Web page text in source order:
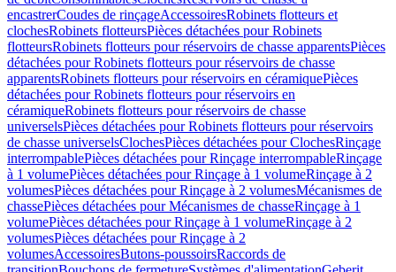
encastrerCoudes de rinçageAccessoiresRobinets flotteurs et
clochesRobinets flotteursPièces détachées pour Robinets
flotteursRobinets flotteurs pour réservoirs de chasse apparentsPièces
détachées pour Robinets flotteurs pour réservoirs de chasse
apparentsRobinets flotteurs pour réservoirs en céramiquePièces
détachées pour Robinets flotteurs pour réservoirs en
céramiqueRobinets flotteurs pour réservoirs de chasse
universelsPièces détachées pour Robinets flotteurs pour réservoirs
de chasse universelsClochesPièces détachées pour ClochesRinçage
interrompablePièces détachées pour Rinçage interrompableRinçage
à 1 volumePièces détachées pour Rinçage à 1 volumeRinçage à 2
volumesPièces détachées pour Rinçage à 2 volumesMécanismes de
chassePièces détachées pour Mécanismes de chasseRinçage à 1
volumePièces détachées pour Rinçage à 1 volumeRinçage à 2
volumesPièces détachées pour Rinçage à 2
volumesAccessoiresButons-poussoirsRaccords de